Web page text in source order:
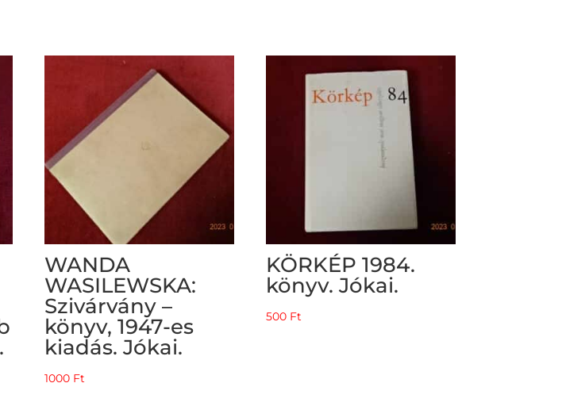
350 Ft.200 Ft.
WANDA
WASILEWSKA:
Szivárvány –
könyv, 1947-es
kiadás. Jókai.
1000 Ft
KÖRKÉP 1984.
könyv. Jókai.
500 Ft